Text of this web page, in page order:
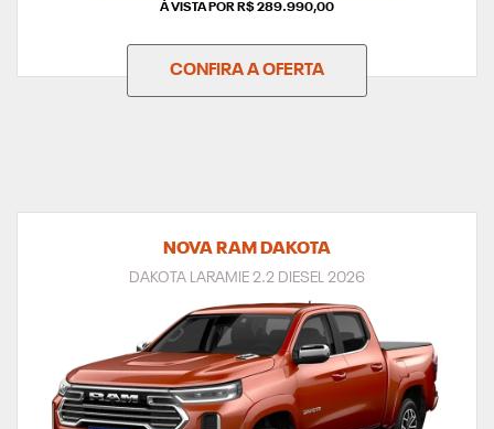
À VISTA POR R$ 289.990,00
CONFIRA A OFERTA
NOVA RAM DAKOTA
DAKOTA LARAMIE 2.2 DIESEL 2026